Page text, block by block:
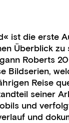
ist die erste
Überblick
Roberts
Bildserien,
Reise
seiner
und
und